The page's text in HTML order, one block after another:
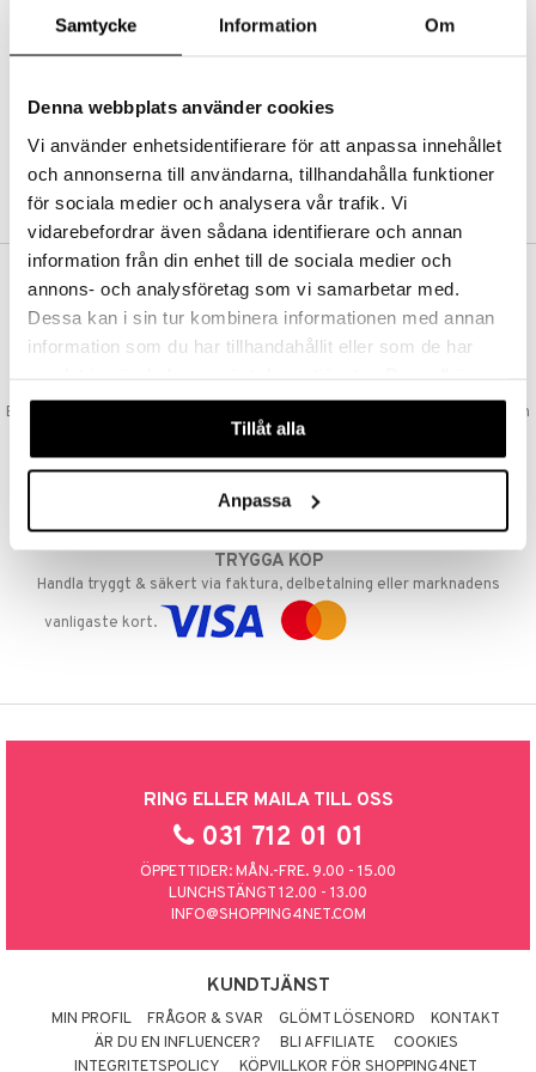
Samtycke Information Om
Denna webbplats använder cookies
Vi använder enhetsidentifierare för att anpassa innehållet
och annonserna till användarna, tillhandahålla funktioner
för sociala medier och analysera vår trafik. Vi
vidarebefordrar även sådana identifierare och annan
information från din enhet till de sociala medier och
annons- och analysföretag som vi samarbetar med.
Dessa kan i sin tur kombinera informationen med annan
information som du har tillhandahållit eller som de har
våra cookies vid fortsatt användande av vår webbplats.
Tillåt alla
Anpassa
Abonnemang
Bevaka produkter
Recensera produkter
SKAPA KUND
VAD KOSTAR FRAKTEN?
Vi erbjuder fri frakt från 350 kr. Vår gräns för fraktfri leverans bestäms
utifån vilken avdelning du handlar från. Läs mer här »
Beställningar lagda före 14:00 (gäller varor i lager) skickas normalt ut från
oss samma dag.
GODKÄND AV LÄKEMEDELSVERKET
EU-logotypen är symbolen som visar att vi är godkända av
TRYGGA KÖP
Handla tryggt & säkert via faktura, delbetalning eller marknadens
vanligaste kort.
RING ELLER MAILA TILL OSS
031 712 01 01
ÖPPETTIDER: MÅN.-FRE. 9.00 - 15.00
LUNCHSTÄNGT 12.00 - 13.00
INFO@SHOPPING4NET.COM
KUNDTJÄNST
MIN PROFIL FRÅGOR & SVAR GLÖMT LÖSENORD
KONTAKT
ÄR DU EN INFLUENCER?
BLI AFFILIATE
COOKIES
INTEGRITETSPOLICY
KÖPVILLKOR FÖR SHOPPING4NET